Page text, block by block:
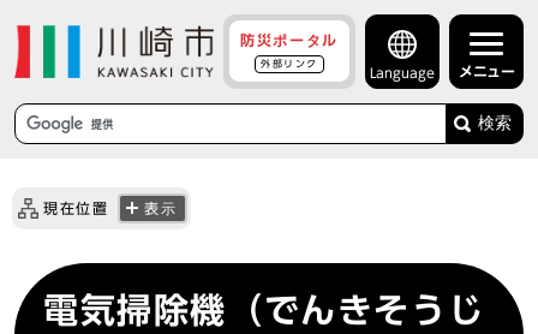
防災ポータル
外部リンク
Language メニュー
検索
現在位置 表示
電気掃除機（でんきそうじ